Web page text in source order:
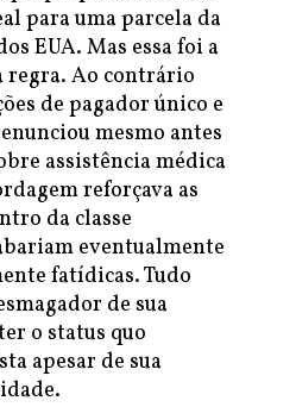
para uma parcela da
EUA. Mas essa foi a
regra. Ao contrário
de pagador único e
mesmo antes
assistência médica
reforçava as
da classe
eventualmente
fatídicas. Tudo
de sua
o status quo
apesar de sua